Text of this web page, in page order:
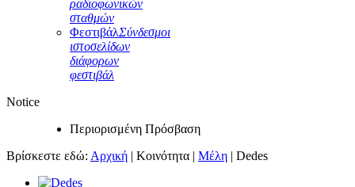
ραδιοφωνικών
σταθμών
ΦεστιβάλΣύνδεσμοι
ιστοσελίδων
διάφορων
φεστιβάλ
Notice
Περιορισμένη Πρόσβαση
Βρίσκεστε εδώ: Αρχική | Κοινότητα | Μέλη | Dedes